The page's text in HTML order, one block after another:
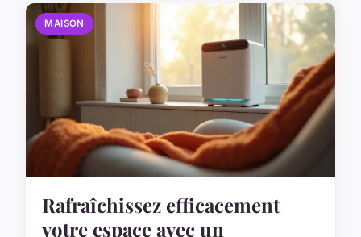
MAISON
Rafraîchissez efficacement
votre espace avec un